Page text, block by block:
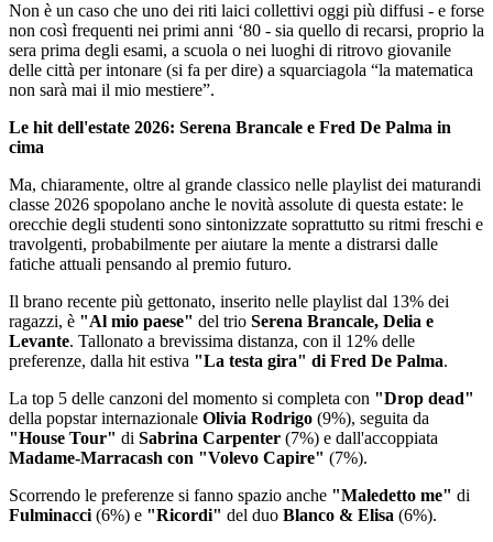
Non è un caso che uno dei riti laici collettivi oggi più diffusi - e forse
non così frequenti nei primi anni ‘80 - sia quello di recarsi, proprio la
sera prima degli esami, a scuola o nei luoghi di ritrovo giovanile
delle città per intonare (si fa per dire) a squarciagola “la matematica
non sarà mai il mio mestiere”.
Le hit dell'estate 2026: Serena Brancale e Fred De Palma in
cima
Ma, chiaramente, oltre al grande classico nelle playlist dei maturandi
classe 2026 spopolano anche le novità assolute di questa estate: le
orecchie degli studenti sono sintonizzate soprattutto su ritmi freschi e
travolgenti, probabilmente per aiutare la mente a distrarsi dalle
fatiche attuali pensando al premio futuro.
Il brano recente più gettonato, inserito nelle playlist dal 13% dei
ragazzi, è "Al mio paese" del trio Serena Brancale, Delia e
Levante. Tallonato a brevissima distanza, con il 12% delle
preferenze, dalla hit estiva "La testa gira" di Fred De Palma.
La top 5 delle canzoni del momento si completa con "Drop dead"
della popstar internazionale Olivia Rodrigo (9%), seguita da
"House Tour" di Sabrina Carpenter (7%) e dall'accoppiata
Madame-Marracash con "Volevo Capire" (7%).
Scorrendo le preferenze si fanno spazio anche "Maledetto me" di
Fulminacci (6%) e "Ricordi" del duo Blanco & Elisa (6%).